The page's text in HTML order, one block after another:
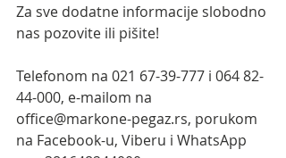
Za sve dodatne informacije slobodno
nas pozovite ili pišite!
Telefonom na 021 67-39-777 i 064 82-
44-000, e-mailom na
office@markone-pegaz.rs, porukom
na Facebook-u, Viberu i WhatsApp